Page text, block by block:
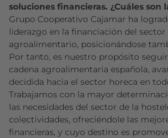
soluciones financieras. ¿Cuáles son
Grupo Cooperativo Cajamar ha
liderazgo en la financiación del
agroalimentario, posicionándose
Por tanto, es nuestro propósito
cadena agroalimentaria española,
decidida hacia el sector horeca en
Trabajamos con la mayor
las necesidades del sector de la
colectividades, ofreciéndole las
financieras, y cuyo destino es